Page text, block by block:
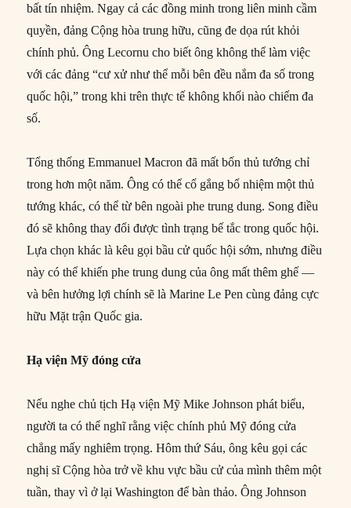
bất tín nhiệm. Ngay cả các đồng minh trong liên minh cầm
quyền, đảng Cộng hòa trung hữu, cũng đe dọa rút khỏi
chính phủ. Ông Lecornu cho biết ông không thể làm việc
với các đảng “cư xử như thể mỗi bên đều nắm đa số trong
quốc hội,” trong khi trên thực tế không khối nào chiếm đa
số.
Tổng thống Emmanuel Macron đã mất bốn thủ tướng chỉ
trong hơn một năm. Ông có thể cố gắng bổ nhiệm một thủ
tướng khác, có thể từ bên ngoài phe trung dung. Song điều
đó sẽ không thay đổi được tình trạng bế tắc trong quốc hội.
Lựa chọn khác là kêu gọi bầu cử quốc hội sớm, nhưng điều
này có thể khiến phe trung dung của ông mất thêm ghế —
và bên hưởng lợi chính sẽ là Marine Le Pen cùng đảng cực
hữu Mặt trận Quốc gia.
Hạ viện Mỹ đóng cửa
Nếu nghe chủ tịch Hạ viện Mỹ Mike Johnson phát biểu,
người ta có thể nghĩ rằng việc chính phủ Mỹ đóng cửa
chẳng mấy nghiêm trọng. Hôm thứ Sáu, ông kêu gọi các
nghị sĩ Cộng hòa trở về khu vực bầu cử của mình thêm một
tuần, thay vì ở lại Washington để bàn thảo. Ông Johnson